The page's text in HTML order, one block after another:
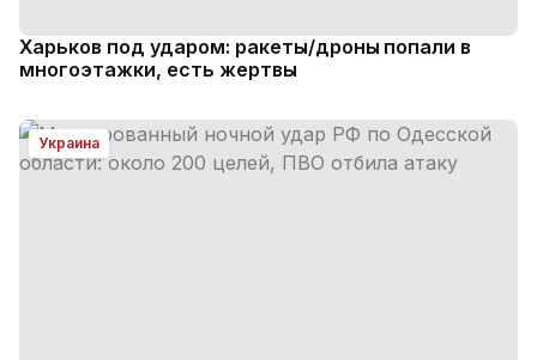
Харьков под ударом: ракеты/дроны попали в
многоэтажки, есть жертвы
Украина